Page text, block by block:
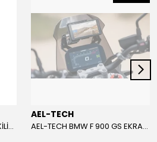
10 MM RENKLİ ALARMLI DİSK KİLİDİ YENİ VERSİYON
AEL-TECH
AEL-TECH BMW F 900 GS EKRAN/GÖSTERGE KORUYUCU 2024-2025